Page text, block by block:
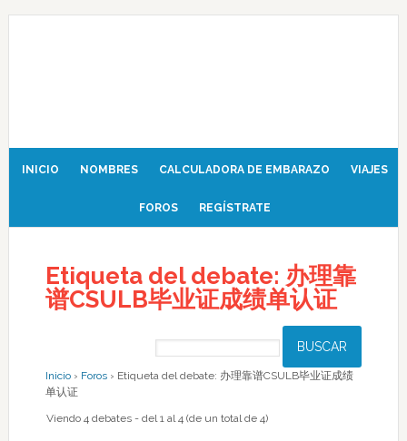
INICIO NOMBRES CALCULADORA DE EMBARAZO VIAJES
FOROS REGÍSTRATE
Etiqueta del debate: 办理靠
谱CSULB毕业证成绩单认证
Inicio › Foros › Etiqueta del debate: 办理靠谱CSULB毕业证成绩
单认证
Viendo 4 debates - del 1 al 4 (de un total de 4)